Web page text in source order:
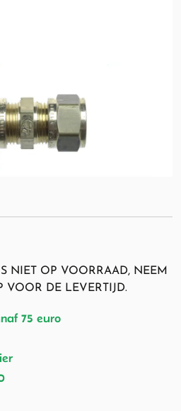
NIET OP VOORRAAD, NEEM
VOOR DE LEVERTIJD.
75 euro